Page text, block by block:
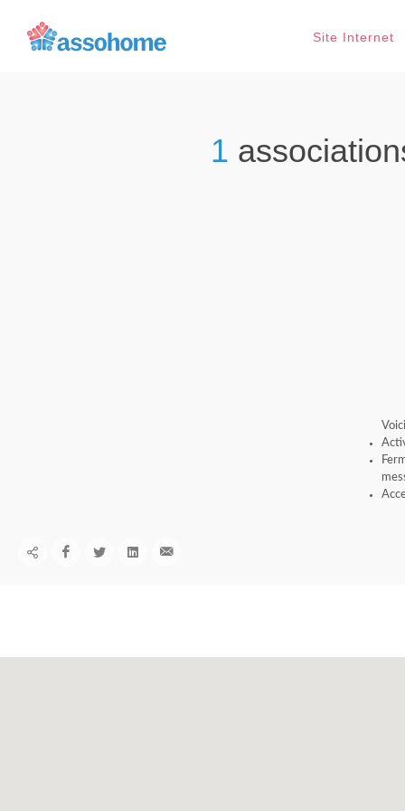
Site Internet
1